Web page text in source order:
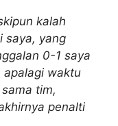
kalah
saya, yang
0-1 saya
apalagi waktu
tim,
penalti